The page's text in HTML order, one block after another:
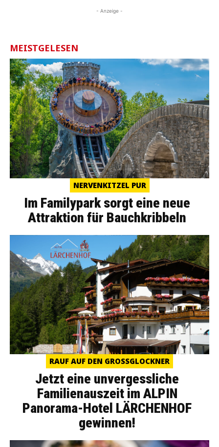
- Anzeige -
MEISTGELESEN
NERVENKITZEL PUR
Im Familypark sorgt eine neue
Attraktion für Bauchkribbeln
RAUF AUF DEN GROSSGLOCKNER
Jetzt eine unvergessliche
Familienauszeit im ALPIN
Panorama-Hotel LÄRCHENHOF
gewinnen!